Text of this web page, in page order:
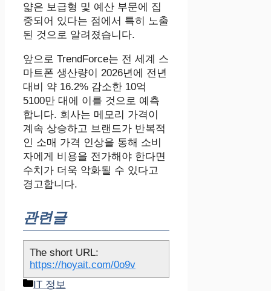
얇은 보급형 및 예산 부문에 집
중되어 있다는 점에서 특히 노출
된 것으로 알려졌습니다.
앞으로 TrendForce는 전 세계 스
마트폰 생산량이 2026년에 전년
대비 약 16.2% 감소한 10억
5100만 대에 이를 것으로 예측
합니다. 회사는 메모리 가격이
계속 상승하고 브랜드가 반복적
인 소매 가격 인상을 통해 소비
자에게 비용을 전가해야 한다면
수치가 더욱 악화될 수 있다고
경고합니다.
관련글
The short URL:
https://hoyait.com/0o9v
카
IT 정보